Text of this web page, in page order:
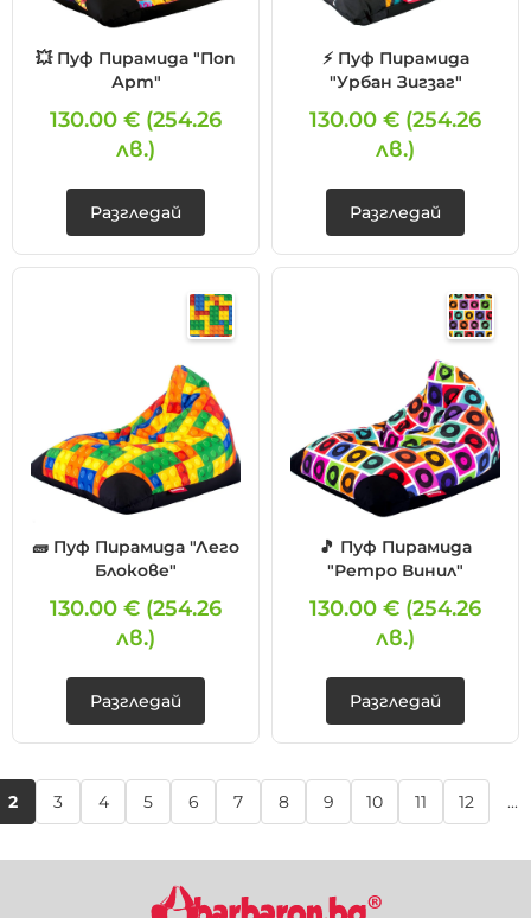
💥 Пуф Пирамида "Поп
Арт"
130.00 € (254.26
лв.)
Разгледай
⚡ Пуф Пирамида
"Урбан Зигзаг"
130.00 € (254.26
лв.)
Разгледай
🧱 Пуф Пирамида "Лего
Блокове"
130.00 € (254.26
лв.)
Разгледай
🎵 Пуф Пирамида
"Ретро Винил"
130.00 € (254.26
лв.)
Разгледай
2 3 4 5 6 7 8 9 10 11 12 ...